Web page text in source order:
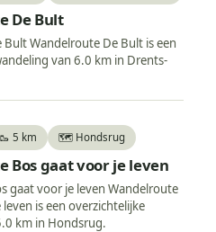
De Bult
Wandelroute De Bult is een
van 6.0 km in Drents-
🥾 5 km 🗺️ Hondsrug
Bos gaat voor je leven
gaat voor je leven Wandelroute
is een overzichtelijke
km in Hondsrug.